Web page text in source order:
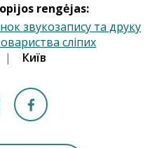
rengėjas:
звукозапису та друку
сліпих
|| Київ